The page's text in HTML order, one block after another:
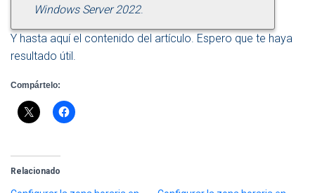
Windows Server 2022.
Y hasta aquí el contenido del artículo. Espero que te haya
resultado útil.
Compártelo:
Relacionado